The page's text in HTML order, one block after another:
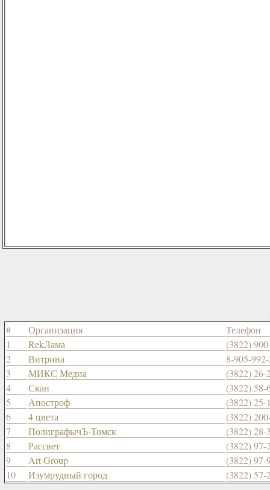
# Организация
Телефон
1
RekЛама
(3822)
2
Витрина
8-905-
3
МИКС Медиа
(3822) 26-
4
Скан
(3822) 58-
5
Апостроф
(3822) 25-
6
4 цвета
(3822)
7
ПолиграфычЪ-Томск
(3822) 28-
8
Рассвет
(3822) 97-
9
Art Group
(3822) 97-
10
Изумрудный город (3822) 57-